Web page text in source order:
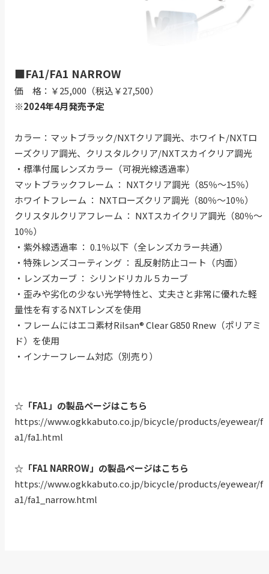
■FA1/FA1 NARROW
価 格：￥25,000（税込￥27,500）
※2024年4月発売予定
カラー：マットブラック/NXTクリア調光、ホワイト/NXTロ
ーズクリア調光、クリスタルクリア/NXTスカイクリア調光
・標準付属レンズカラー（可視光線透過率）
マットブラックフレーム ： NXTクリア調光（85％～15％）
ホワイトフレーム ： NXTローズクリア調光（80％～10％）
クリスタルクリアフレーム ： NXTスカイクリア調光（80％～
10％）
・紫外線透過率 ： 0.1％以下（全レンズカラー共通）
・特殊レンズコーティング ： 乱反射防止コート（内面）
・レンズカーブ ： シリンドリカル５カーブ
・歪みや劣化の少ない光学特性と、丈夫さと非常に優れた軽
量性を有するNXTレンズを使用
・フレームにはエコ素材Rilsan® Clear G850 Rnew（ポリアミ
ド）を使用
・インナーフレーム対応（別売り）
☆「FA1」の製品ページはこちら
https://www.ogkkabuto.co.jp/bicycle/products/eyewear/f
a1/fa1.html
☆「FA1 NARROW」の製品ページはこちら
https://www.ogkkabuto.co.jp/bicycle/products/eyewear/f
a1/fa1_narrow.html